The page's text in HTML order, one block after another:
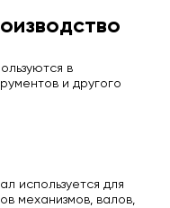
в
и другого
используется для
механизмов, валов,